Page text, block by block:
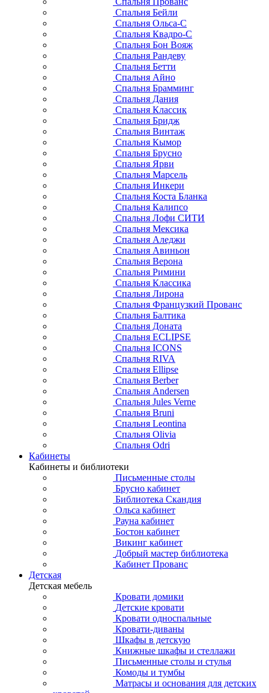
Спальня Бейли
Спальня Ольса-С
Спальня Квадро-С
Спальня Бон Вояж
Спальня Рандеву
Спальня Бетти
Спальня Айно
Спальня Брамминг
Спальня Дания
Спальня Классик
Спальня Бридж
Спальня Винтаж
Спальня Кымор
Спальня Брусно
Спальня Ярви
Спальня Марсель
Спальня Инкери
Спальня Коста Бланка
Спальня Калипсо
Спальня Лофи СИТИ
Спальня Мексика
Спальня Аледжи
Спальня Авиньон
Спальня Верона
Спальня Римини
Спальня Классика
Спальня Лирона
Спальня Французкий Прованс
Спальня Балтика
Спальня Доната
Спальня ECLIPSE
Спальня ICONS
Спальня RIVA
Спальня Ellipse
Спальня Berber
Спальня Andersen
Спальня Jules Verne
Спальня Bruni
Спальня Leontina
Спальня Olivia
Спальня Odri
Кабинеты
Кабинеты и библиотеки
Письменные столы
Брусно кабинет
Библиотека Скандия
Ольса кабинет
Рауна кабинет
Бостон кабинет
Викинг кабинет
Добрый мастер библиотека
Кабинет Прованс
Детская
Детская мебель
Кровати домики
Детские кровати
Кровати односпальные
Кровати-диваны
Шкафы в детскую
Книжные шкафы и стеллажи
Письменные столы и стулья
Комоды и тумбы
Матрасы и основания для детских